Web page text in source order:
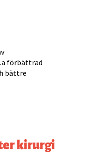
förbättrad
bättre
kirurgi